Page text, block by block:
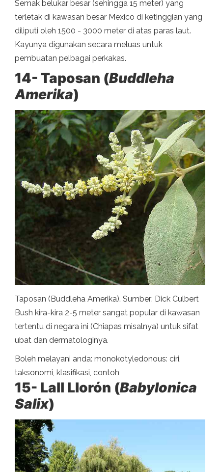
Semak belukar besar (sehingga 15 meter) yang
terletak di kawasan besar Mexico di ketinggian yang
diliputi oleh 1500 - 3000 meter di atas paras laut.
Kayunya digunakan secara meluas untuk
pembuatan pelbagai perkakas.
14- Taposan (Buddleha
Amerika)
Taposan (Buddleha Amerika). Sumber: Dick Culbert
Bush kira-kira 2-5 meter sangat popular di kawasan
tertentu di negara ini (Chiapas misalnya) untuk sifat
ubat dan dermatologinya.
Boleh melayani anda: monokotyledonous: ciri,
taksonomi, klasifikasi, contoh
15- Lall Llorón (Babylonica
Salix)